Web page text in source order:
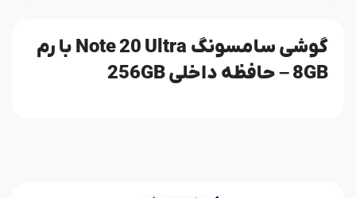
گوشی سامسونگ Note 20 Ultra با رم
8GB – حافظه داخلی 256GB